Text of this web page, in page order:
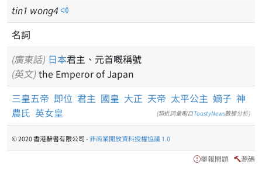
tin1 wong4
名詞
(廣東話) 日本君主、元首嘅稱號
(英文) the Emperor of Japan
三皇五帝 即位 君主 國皇 大正 天帝 太平公主 嫡子 神
農氏 英女皇 (類近詞彙取自ToastyNews數據分析)
© 2020 香港辭書有限公司 -非商業開放資料授權協議 1.0
舉報問題 源碼